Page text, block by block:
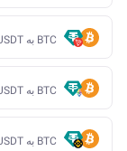
BTC به USDT
BTC به USDT
BTC به USDT